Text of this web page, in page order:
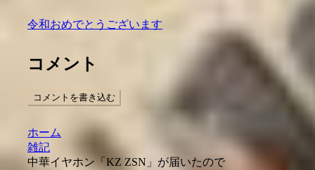
令和おめでとうございます
コメント
コメントを書き込む
ホーム
雑記
中華イヤホン「KZ ZSN」が届いたので